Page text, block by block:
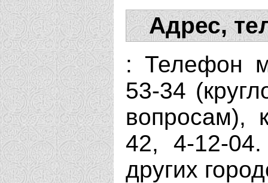
Адрес,
: Телефон
53-34
вопросам),
42, 4-12-
других